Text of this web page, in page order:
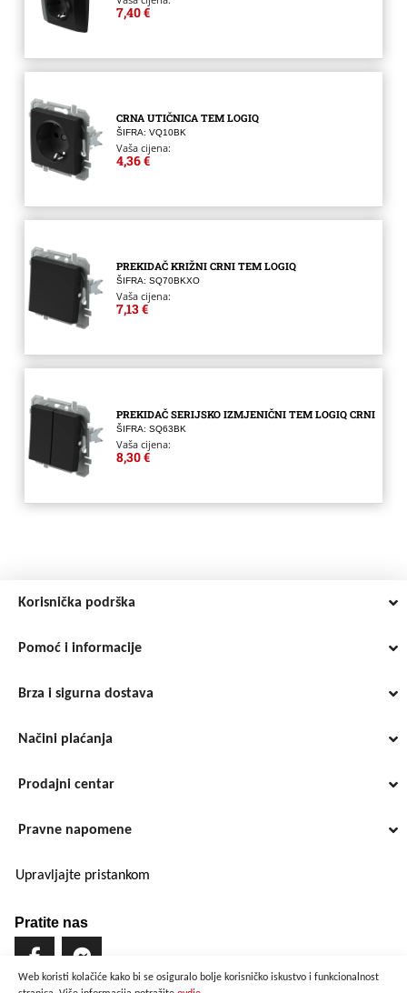
Web koristi kolačiće kako bi se osiguralo bolje korisničko iskustvo i funkcionalnost
7,40 €
CRNA UTIČNICA TEM LOGIQ
ŠIFRA: VQ10BK
Vaša cijena:
4,36 €
PREKIDAČ KRIŽNI CRNI TEM LOGIQ
ŠIFRA: SQ70BKXO
Vaša cijena:
7,13 €
PREKIDAČ SERIJSKO IZMJENIČNI TEM LOGIQ CRNI
ŠIFRA: SQ63BK
Vaša cijena:
8,30 €
Korisnička podrška
Pomoć i informacije
Brza i sigurna dostava
Načini plaćanja
Prodajni centar
Pravne napomene
Upravljajte pristankom
Pratite nas